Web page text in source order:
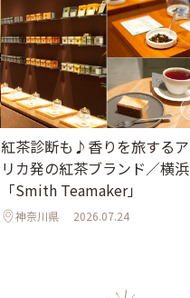
紅茶診断も♪香りを旅する
リカ発の紅茶ブランド／横浜
「Smith Teamaker」
神奈川県 2026.07.24